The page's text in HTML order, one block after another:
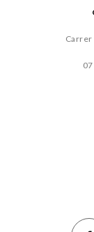
Carrer